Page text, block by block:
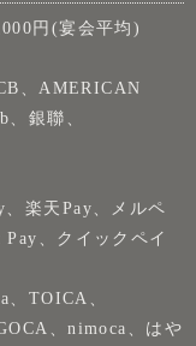
円(宴会平均)
、AMERICAN
銀聯、
、楽天Pay、メルペ
、クイックペイ
、TOICA、
、nimoca、はや